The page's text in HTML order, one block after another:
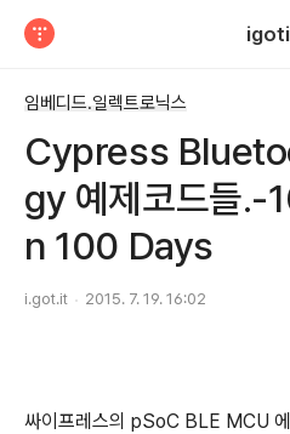
임베디드.일렉트로닉스
Cypress
gy 예제코드들
n 100 Days
i.got.it 2015. 7. 19. 16:02
싸이프레스의 pSoC BLE MCU